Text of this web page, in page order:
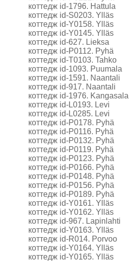
коттедж id-1796. Hattula
коттедж id-S0203. Ylläs
коттедж id-Y0158. Ylläs
коттедж id-Y0145. Ylläs
коттедж id-627. Lieksa
коттедж id-P0112. Pyhä
коттедж id-T0103. Tahko
коттедж id-1093. Puumala
коттедж id-1591. Naantali
коттедж id-917. Naantali
коттедж id-1976. Kangasala
коттедж id-L0193. Levi
коттедж id-L0285. Levi
коттедж id-P0178. Pyhä
коттедж id-P0116. Pyhä
коттедж id-P0132. Pyhä
коттедж id-P0119. Pyhä
коттедж id-P0123. Pyhä
коттедж id-P0166. Pyhä
коттедж id-P0148. Pyhä
коттедж id-P0156. Pyhä
коттедж id-P0189. Pyhä
коттедж id-Y0161. Ylläs
коттедж id-Y0162. Ylläs
коттедж id-967. Lapinlahti
коттедж id-Y0163. Ylläs
коттедж id-R014. Porvoo
коттедж id-Y0164. Ylläs
коттедж id-Y0165. Ylläs